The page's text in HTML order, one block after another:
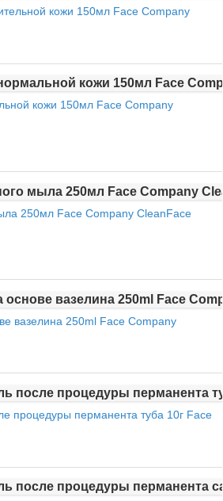
кожи 150мл Face Company
кожи 150мл Face Company
250мл Face Company CleanFace
вазелина 250ml Face Company
процедуры перманента туба 10г Face